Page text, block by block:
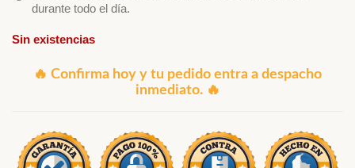
durante todo el día.
Sin existencias
🔥 Confirma hoy y tu pedido entra a despacho
inmediato. 🔥